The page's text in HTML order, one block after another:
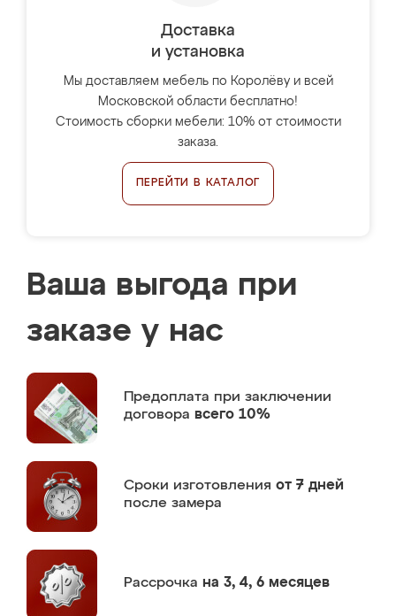
Доставка
и установка
Мы доставляем мебель по Королёву и всей
Московской области бесплатно!
Стоимость сборки мебели: 10% от стоимости
заказа.
ПЕРЕЙТИ В КАТАЛОГ
Ваша выгода при
заказе у нас
Предоплата при заключении
договора всего 10%
Сроки изготовления от 7 дней
после замера
Рассрочка на 3, 4, 6 месяцев